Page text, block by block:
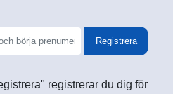
Registrera
registrerar du dig för